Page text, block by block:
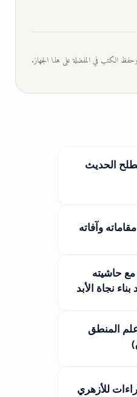
الكتب في المفضلة على هذا الجهاز.
الحديث
وآفاته
مع حاشيته
نجاة الأبد
المنطق
للأزهري